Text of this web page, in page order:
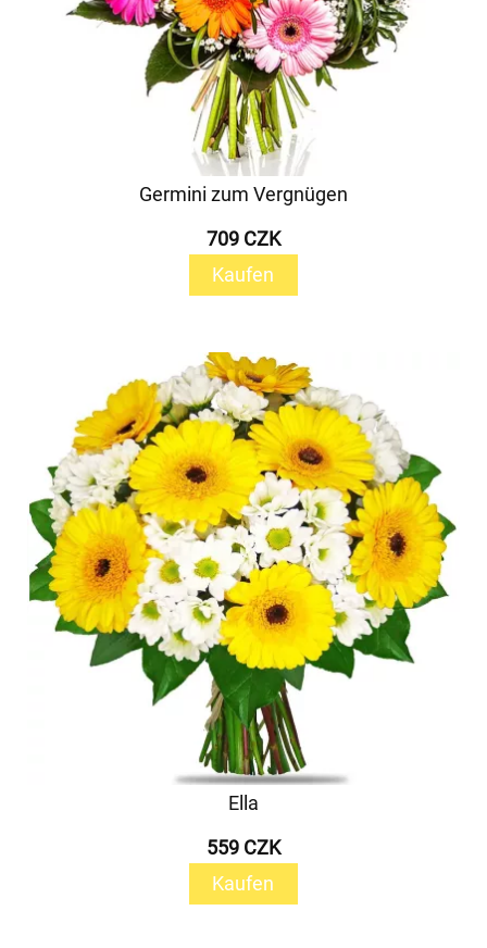
Germini zum Vergnügen
709 CZK
Kaufen
Ella
559 CZK
Kaufen